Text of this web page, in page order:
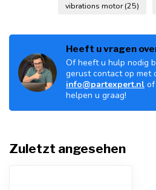
vibrations motor(25)
Heeft u vragen
Of heeft u hulp nodig
gerust contact op met
info@partexpert.nl of
helpen u graag!
Zuletzt angesehen